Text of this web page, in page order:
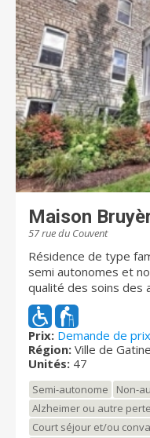
Maison
57 rue du Couvent
Résidence de type
semi autonomes et
qualité des soins des
Résidence Maison
services; Unité
activités, Unité Sentinelle. La résidence
Bruyère, autrefois
sacré et rempli
ans. Vous y vivrez
en choisissant d’y résider! Notre équipe, à
vos besoins, vous
endroit chaleureux et
Prix: Demande de prix
Région: Ville de
Unités: 47
Semi-autonome
Non-
Alzheimer ou autre
Court séjour et/ou